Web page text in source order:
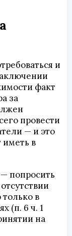
и
факт
за
провести
— и это
иметь в
попросить
в
(п. 6 ч. 1
на